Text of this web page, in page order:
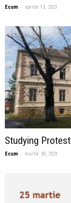
Ecum - aprilie 13, 2021
Studying
Ecum - martie 30, 2021